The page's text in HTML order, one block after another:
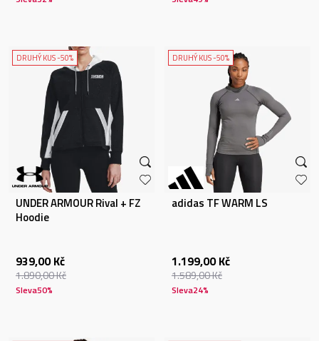
DRUHÝ KUS -50%
UNDER ARMOUR Rival + FZ
Hoodie
939,00 Kč
1.890,00Kč
Sleva50%
DRUHÝ KUS -50%
adidas TF WARM LS
1.199,00 Kč
1.589,00Kč
Sleva24%